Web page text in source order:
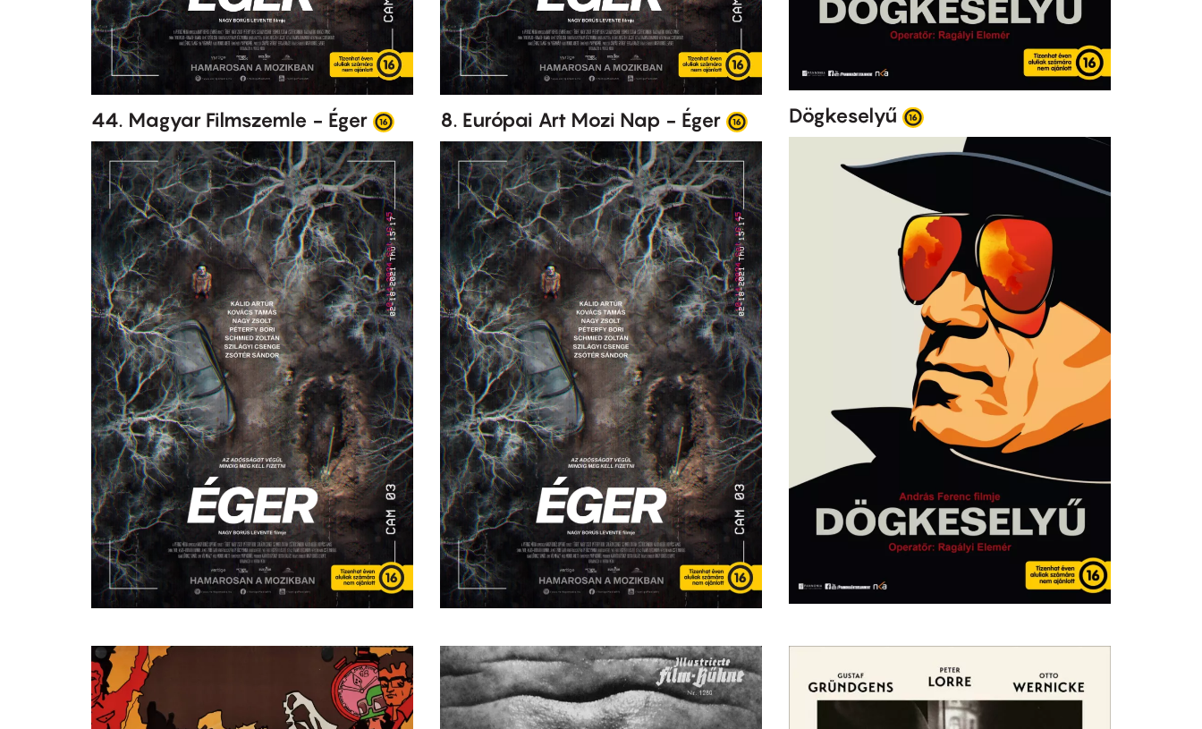
44. Magyar Filmszemle - Éger 8. Európai Art Mozi Nap - Éger Dögkeselyű